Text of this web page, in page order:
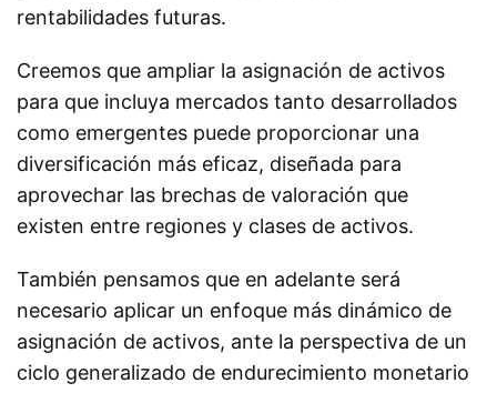
rentabilidades futuras.
Creemos que ampliar la asignación de activos
para que incluya mercados tanto desarrollados
como emergentes puede proporcionar una
diversificación más eficaz, diseñada para
aprovechar las brechas de valoración que
existen entre regiones y clases de activos.
También pensamos que en adelante será
necesario aplicar un enfoque más dinámico de
asignación de activos, ante la perspectiva de un
ciclo generalizado de endurecimiento monetario